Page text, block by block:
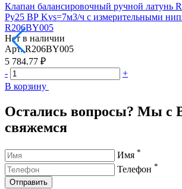
Клапан балансировочный ручной латунь
Ру25 ВР Kvs=7м3/ч с измерительными
R206BY005
Нет в наличии
Арт. R206BY005
5 784.77 ₽
-
+
В корзину
Остались вопросы? Мы с
свяжемся
Имя *
Телефон *
Отправить